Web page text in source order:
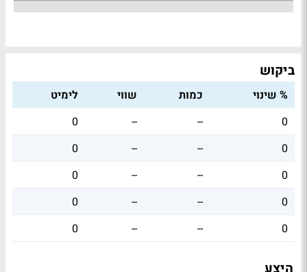
ביקוש
% שינוי כמות שווי
לימיט
0
--
--
0
0
--
--
0
0
--
--
0
0
--
--
0
0
--
--
0